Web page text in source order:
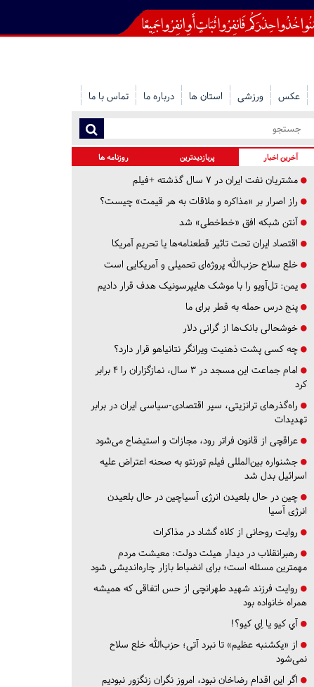
عکس ورزشی استان ها درباره ما تماس با ما
آخرین اخبار پربازدیدترین روزنامه ها
مشتریان نفت ایران در ۷ سال گذشته +فیلم
راز اصرار بر «مذاکره و ملاقات به هر قیمت» چیست؟
آنتن شبکه افق «خط‌خطی» شد
اقتصاد ایران تحت تاثیر قطعنامه‌ها یا تحریم‌ آمریکا
خلع سلاح حزب‌الله پروژه‌ای تحمیلی و آمریکایی است
یمن: تل‌آویو را با موشک هایپرسونیک هدف قرار دادیم
پنج درس‌ حمله به قطر برای ما
خوشحالی بانک‌ها از گرانی دلار
چه کسی پشت ذهنیت ویرانگر نتانیاهو قرار دارد؟
امام جماعت این مسجد در ۳ سال، نمازگزاران را ۴ برابر
کرد
راه‌گذرهای ترانزیتی، سپر اقتصادی-سیاسی ایران در برابر
تهدیدات
عراقچی از قانون فراتر رود، مجازات و استیضاح می‌شود
جشنواره بین‌المللی فیلم تورنتو به صحنه اعتراض علیه
اسرائیل بدل شد
چین در حال بلعیدن انرژی آسیاچین در حال بلعیدن
انرژی آسیا
روایت روحانی از کلاه گشاد در مذاکرات
رهبرانقلاب در دیدار هیئت دولت: معیشت مردم
مهمترین مسئله است؛ برای انضباط بازار چاره‌اندیشی شود
روایت فرزند شهید طهرانچی از حس اتفاقی که همیشه
همراه خانواده بود
آي كيو يا اِي كيو؟!
از «یکشنبه عظیم» تا نبرد آتی؛ حزب‌الله خلع سلاح
نمی‌شود
اگر این اقدام رضاخان نبود، امروز نگران زنگزور نبودیم